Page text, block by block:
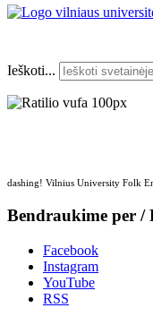
Ieškoti...
dashing! Vilnius University Folk
Bendraukime per /
Facebook
Instagram
YouTube
RSS